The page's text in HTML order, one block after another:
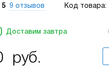
5 9 отзывов Код товара:
Доставим завтра
руб.